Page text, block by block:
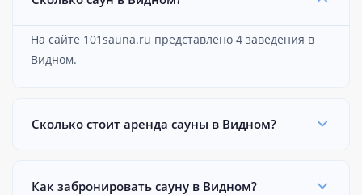
На сайте 101sauna.ru представлено 4 заведения в
Видном.
Сколько стоит аренда сауны в Видном?
Как забронировать сауну в Видном?